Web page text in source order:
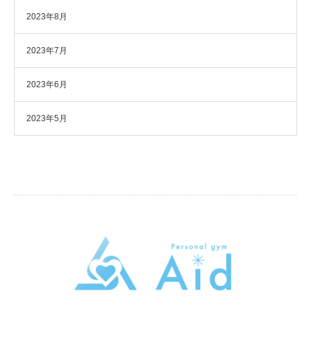
2023年8月
2023年7月
2023年6月
2023年5月